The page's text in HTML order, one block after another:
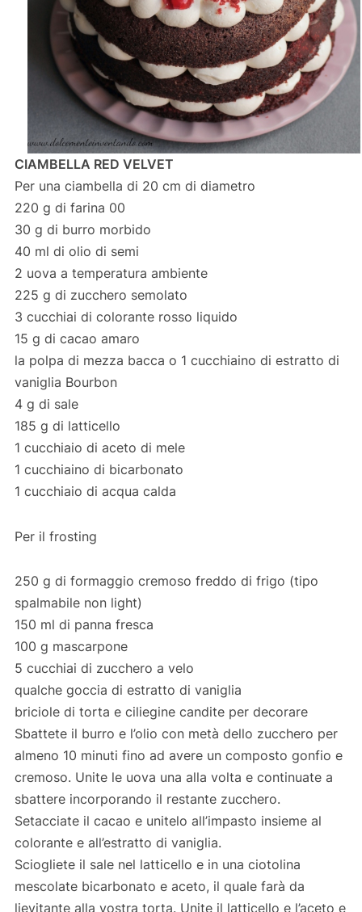
CIAMBELLA RED VELVET
Per una ciambella di 20 cm di diametro
220 g di farina 00
30 g di burro morbido
40 ml di olio di semi
2 uova a temperatura ambiente
225 g di zucchero semolato
3 cucchiai di colorante rosso liquido
15 g di cacao amaro
la polpa di mezza bacca o 1 cucchiaino di estratto di
vaniglia Bourbon
4 g di sale
185 g di latticello
1 cucchiaio di aceto di mele
1 cucchiaino di bicarbonato
1 cucchiaio di acqua calda
Per il frosting
250 g di formaggio cremoso freddo di frigo (tipo
spalmabile non light)
150 ml di panna fresca
100 g mascarpone
5 cucchiai di zucchero a velo
qualche goccia di estratto di vaniglia
briciole di torta e ciliegine candite per decorare
Sbattete il burro e l’olio con metà dello zucchero per
almeno 10 minuti fino ad avere un composto gonfio e
cremoso. Unite le uova una alla volta e continuate a
sbattere incorporando il restante zucchero.
Setacciate il cacao e unitelo all’impasto insieme al
colorante e all’estratto di vaniglia.
Sciogliete il sale nel latticello e in una ciotolina
mescolate bicarbonato e aceto, il quale farà da
lievitante alla vostra torta. Unite il latticello e l’aceto e